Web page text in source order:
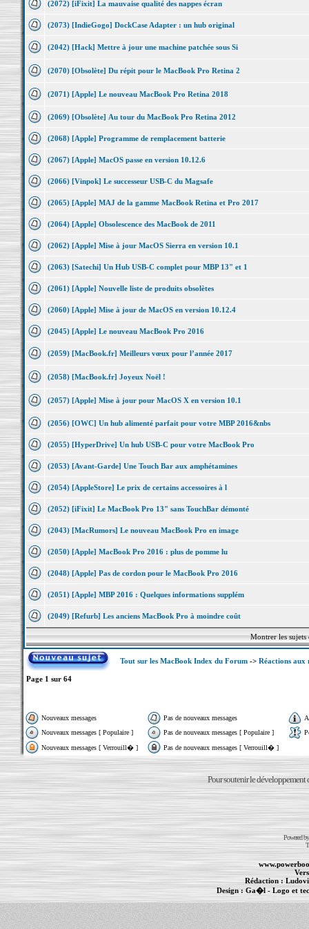
(2072) [iFixit] La mauvaise qualité des nappes écran
(2073) [IndieGogo] DockCase Adapter : un hub original
(2042) [Hack] Mettre à jour une machine patchée sous Si
(2070) [Obsolète] Du répit pour le MacBook Pro Retina 2
(2071) [Apple] Le nouveau MacBook Pro Retina 2018
(2069) [Obsolète] Au tour du MacBook Pro Retina 2012
(2068) [Apple] Programme de remplacement batterie
(2067) [Apple] MacOS passe en version 10.12.6
(2066) [Vinpok] Le successeur USB-C du Magsafe
(2065) [Apple] MAJ de la gamme MacBook Retina et Pro 2017
(2064) [Apple] Obsolescence des MacBook de 2011
(2062) [Apple] Mise à jour MacOS Sierra en version 10.1
(2063) [Satechi] Un Hub USB-C complet pour MBP 13" et 1
(2061) [Apple] Nouvelle liste de produits obsolètes
(2060) [Apple] Mise à jour de MacOS en version 10.12.4
(2045) [Apple] Le nouveau MacBook Pro 2016
(2059) [MacBook.fr] Meilleurs vœux pour l’année 2017
(2058) [MacBook.fr] Joyeux Noël !
(2057) [Apple] Mise à jour pour MacOS X en version 10.1
(2056) [OWC] Un hub alimenté parfait pour votre MBP 2016&nbs
(2055) [HyperDrive] Un hub USB-C pour votre MacBook Pro
(2053) [Avant-Garde] Une Touch Bar aux amphétamines
(2054) [AppleStore] Le prix de certains accessoires à l
(2052) [iFixit] Le MacBook Pro 13" sans TouchBar démonté
(2043) [MacRumors] Le nouveau MacBook Pro en image
(2050) [Apple] MacBook Pro 2016 : plus de pomme lu
(2048) [Apple] Pas de cordon pour le MacBook Pro 2016
(2051) [Apple] MBP 2016 : Quelques informations supplém
(2049) [Refurb] Les anciens MacBook Pro à moindre coût
Montrer les
Tout sur les MacBook Index du Forum-> Réactions aux
Page 1 sur 64
Nouveaux messages Pas de nouveaux messages
Nouveaux messages [ Populaire ]
Pas de nouveaux messages [ Populaire ]
Nouveaux messages [ Verrouill� ]
Pas de nouveaux messages [ Verrouill� ]
Pour soutenir le développement
Powered
Rédaction :
Design : Ga�l- Logo et